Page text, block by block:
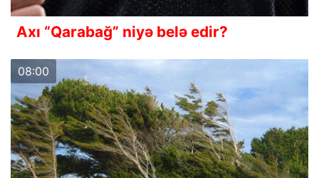
Axı “Qarabağ” niyə belə edir?
08:00